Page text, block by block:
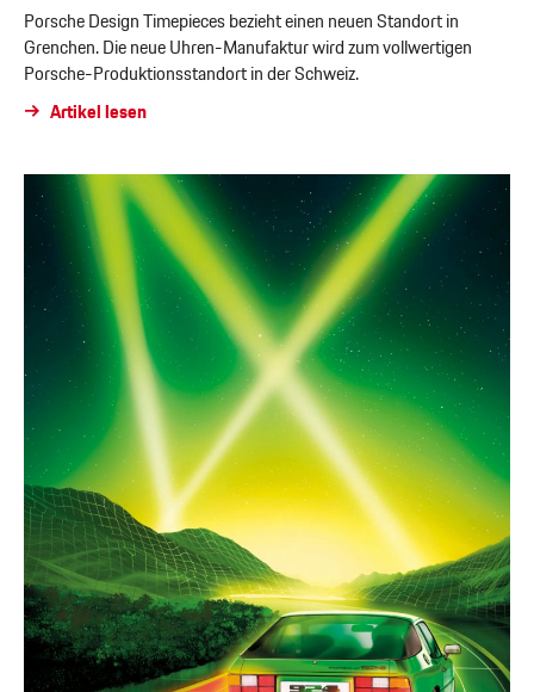
Porsche Design Timepieces bezieht einen neuen Standort in
Grenchen. Die neue Uhren-Manufaktur wird zum vollwertigen
Porsche-Produktionsstandort in der Schweiz.
Artikel lesen